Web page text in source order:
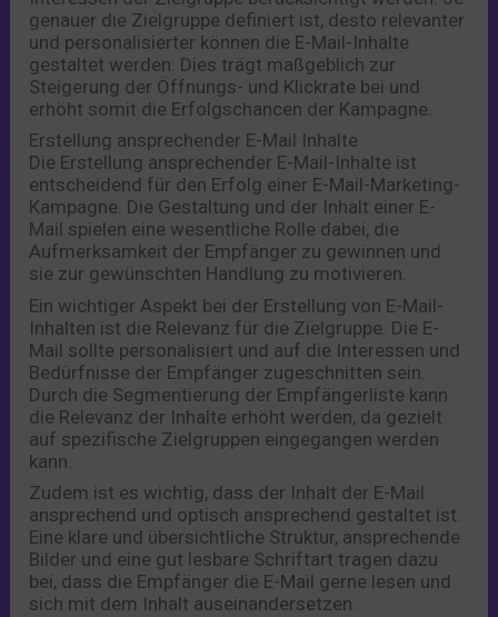
genauer die Zielgruppe definiert ist, desto relevanter
und personalisierter können die E-Mail-Inhalte
gestaltet werden. Dies trägt maßgeblich zur
Steigerung der Öffnungs- und Klickrate bei und
erhöht somit die Erfolgschancen der Kampagne.
Erstellung ansprechender E-Mail Inhalte
Die Erstellung ansprechender E-Mail-Inhalte ist
entscheidend für den Erfolg einer E-Mail-Marketing-
Kampagne. Die Gestaltung und der Inhalt einer E-
Mail spielen eine wesentliche Rolle dabei, die
Aufmerksamkeit der Empfänger zu gewinnen und
sie zur gewünschten Handlung zu motivieren.
Ein wichtiger Aspekt bei der Erstellung von E-Mail-
Inhalten ist die Relevanz für die Zielgruppe. Die E-
Mail sollte personalisiert und auf die Interessen und
Bedürfnisse der Empfänger zugeschnitten sein.
Durch die Segmentierung der Empfängerliste kann
die Relevanz der Inhalte erhöht werden, da gezielt
auf spezifische Zielgruppen eingegangen werden
kann.
Zudem ist es wichtig, dass der Inhalt der E-Mail
ansprechend und optisch ansprechend gestaltet ist.
Eine klare und übersichtliche Struktur, ansprechende
Bilder und eine gut lesbare Schriftart tragen dazu
bei, dass die Empfänger die E-Mail gerne lesen und
sich mit dem Inhalt auseinandersetzen.